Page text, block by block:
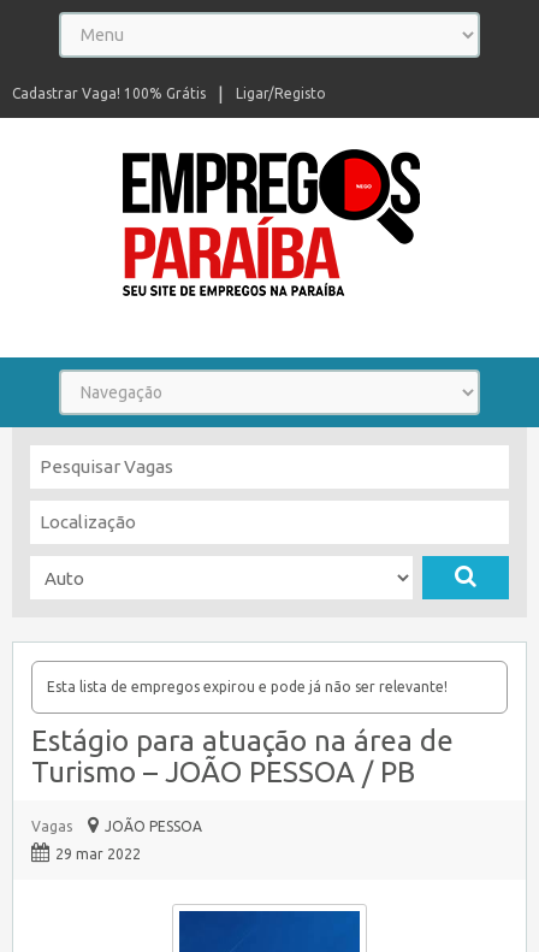
Ligar/Registo
Cadastrar Vaga! 100% Grátis
Esta lista de empregos expirou e pode já não ser relevante!
Estágio para atuação na área de
Turismo – JOÃO PESSOA / PB
Vagas
JOÃO PESSOA
29 mar 2022